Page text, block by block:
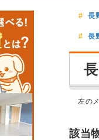
長
長
左の
該当